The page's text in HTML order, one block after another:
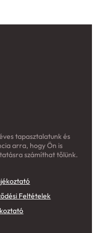
arra, hogy Ön is
számíthat tőlünk.
Feltételek